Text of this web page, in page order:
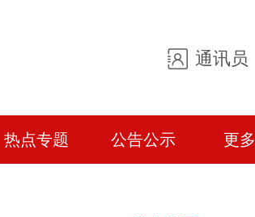
通讯员
热点专题 公告公示 更多